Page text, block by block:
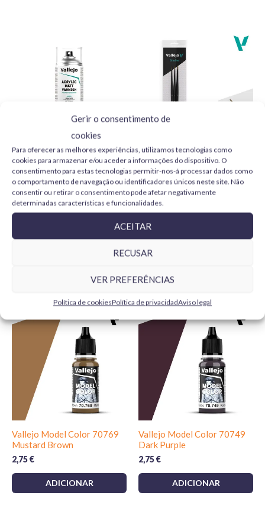
Gerir o consentimento de
cookies
Para oferecer as melhores experiências, utilizamos tecnologias como
cookies para armazenar e/ou aceder a informações do dispositivo. O
consentimento para estas tecnologias permitir-nos-á processar dados como
o comportamento de navegação ou identificadores únicos neste site. Não
consentir ou retirar o consentimento pode afetar negativamente
determinadas características e funcionalidades.
ACEITAR
RECUSAR
VER PREFERÊNCIAS
Política de cookiesPolítica de privacidadAviso legal
Vallejo Barniz Acrílico Mate
28531 Aerosol 400 ml
11,95€
ADICIONAR
Vallejo Design Set Pro
Modeler B01991 pelo
natural 0, 1 y 2
24,95€
Vallejo Model Color 70769
Mustard Brown
2,75€
ADICIONAR
Vallejo Model Color 70749
Dark Purple
2,75€
ADICIONAR